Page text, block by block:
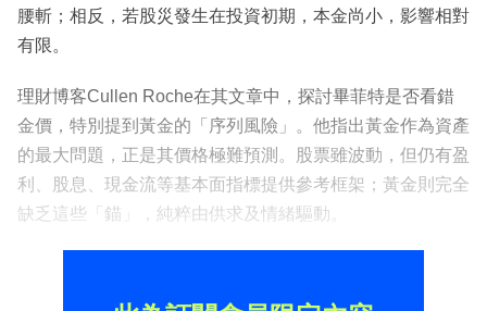
腰斬；相反，若股災發生在投資初期，本金尚小，影響相對
有限。
理財博客Cullen Roche在其文章中，探討畢菲特是否看錯
金價，特別提到黃金的「序列風險」。他指出黃金作為資產
的最大問題，正是其價格極難預測。股票雖波動，但仍有盈
利、股息、現金流等基本面指標提供參考框架；黃金則完全
缺乏這些「錨」，純粹由供求及情緒驅動。